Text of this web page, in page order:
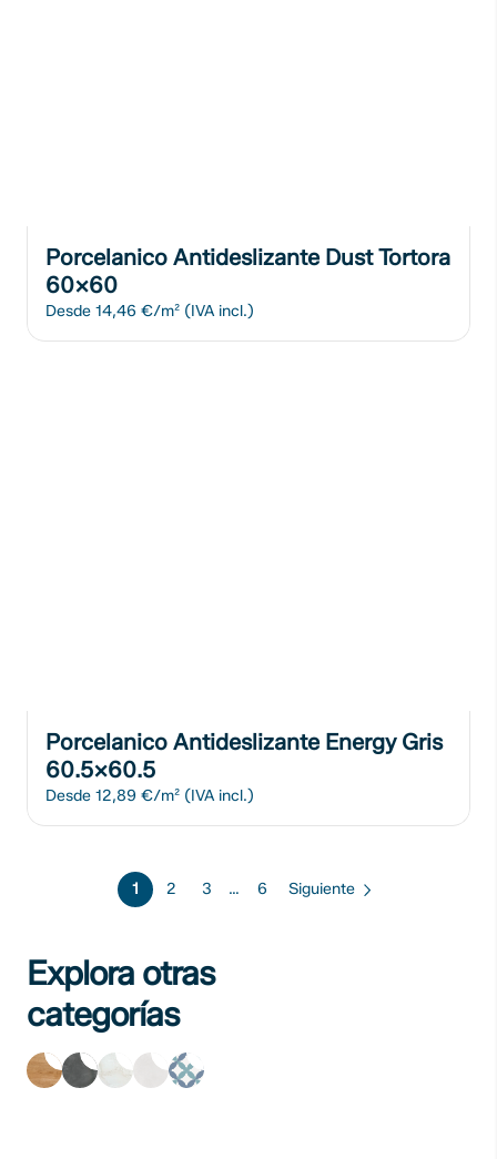
Porcelanico Antideslizante Dust Tortora
60x60
Desde 14,46 €/m² (IVA incl.)
Porcelanico Antideslizante Energy Gris
60.5x60.5
Desde 12,89 €/m² (IVA incl.)
1 2 3 … 6 Siguiente
Explora otras
categorías
Suelos
porcelánicos
imitación
Azulejos
imitación
Azulejos
imitaciónAzulejos